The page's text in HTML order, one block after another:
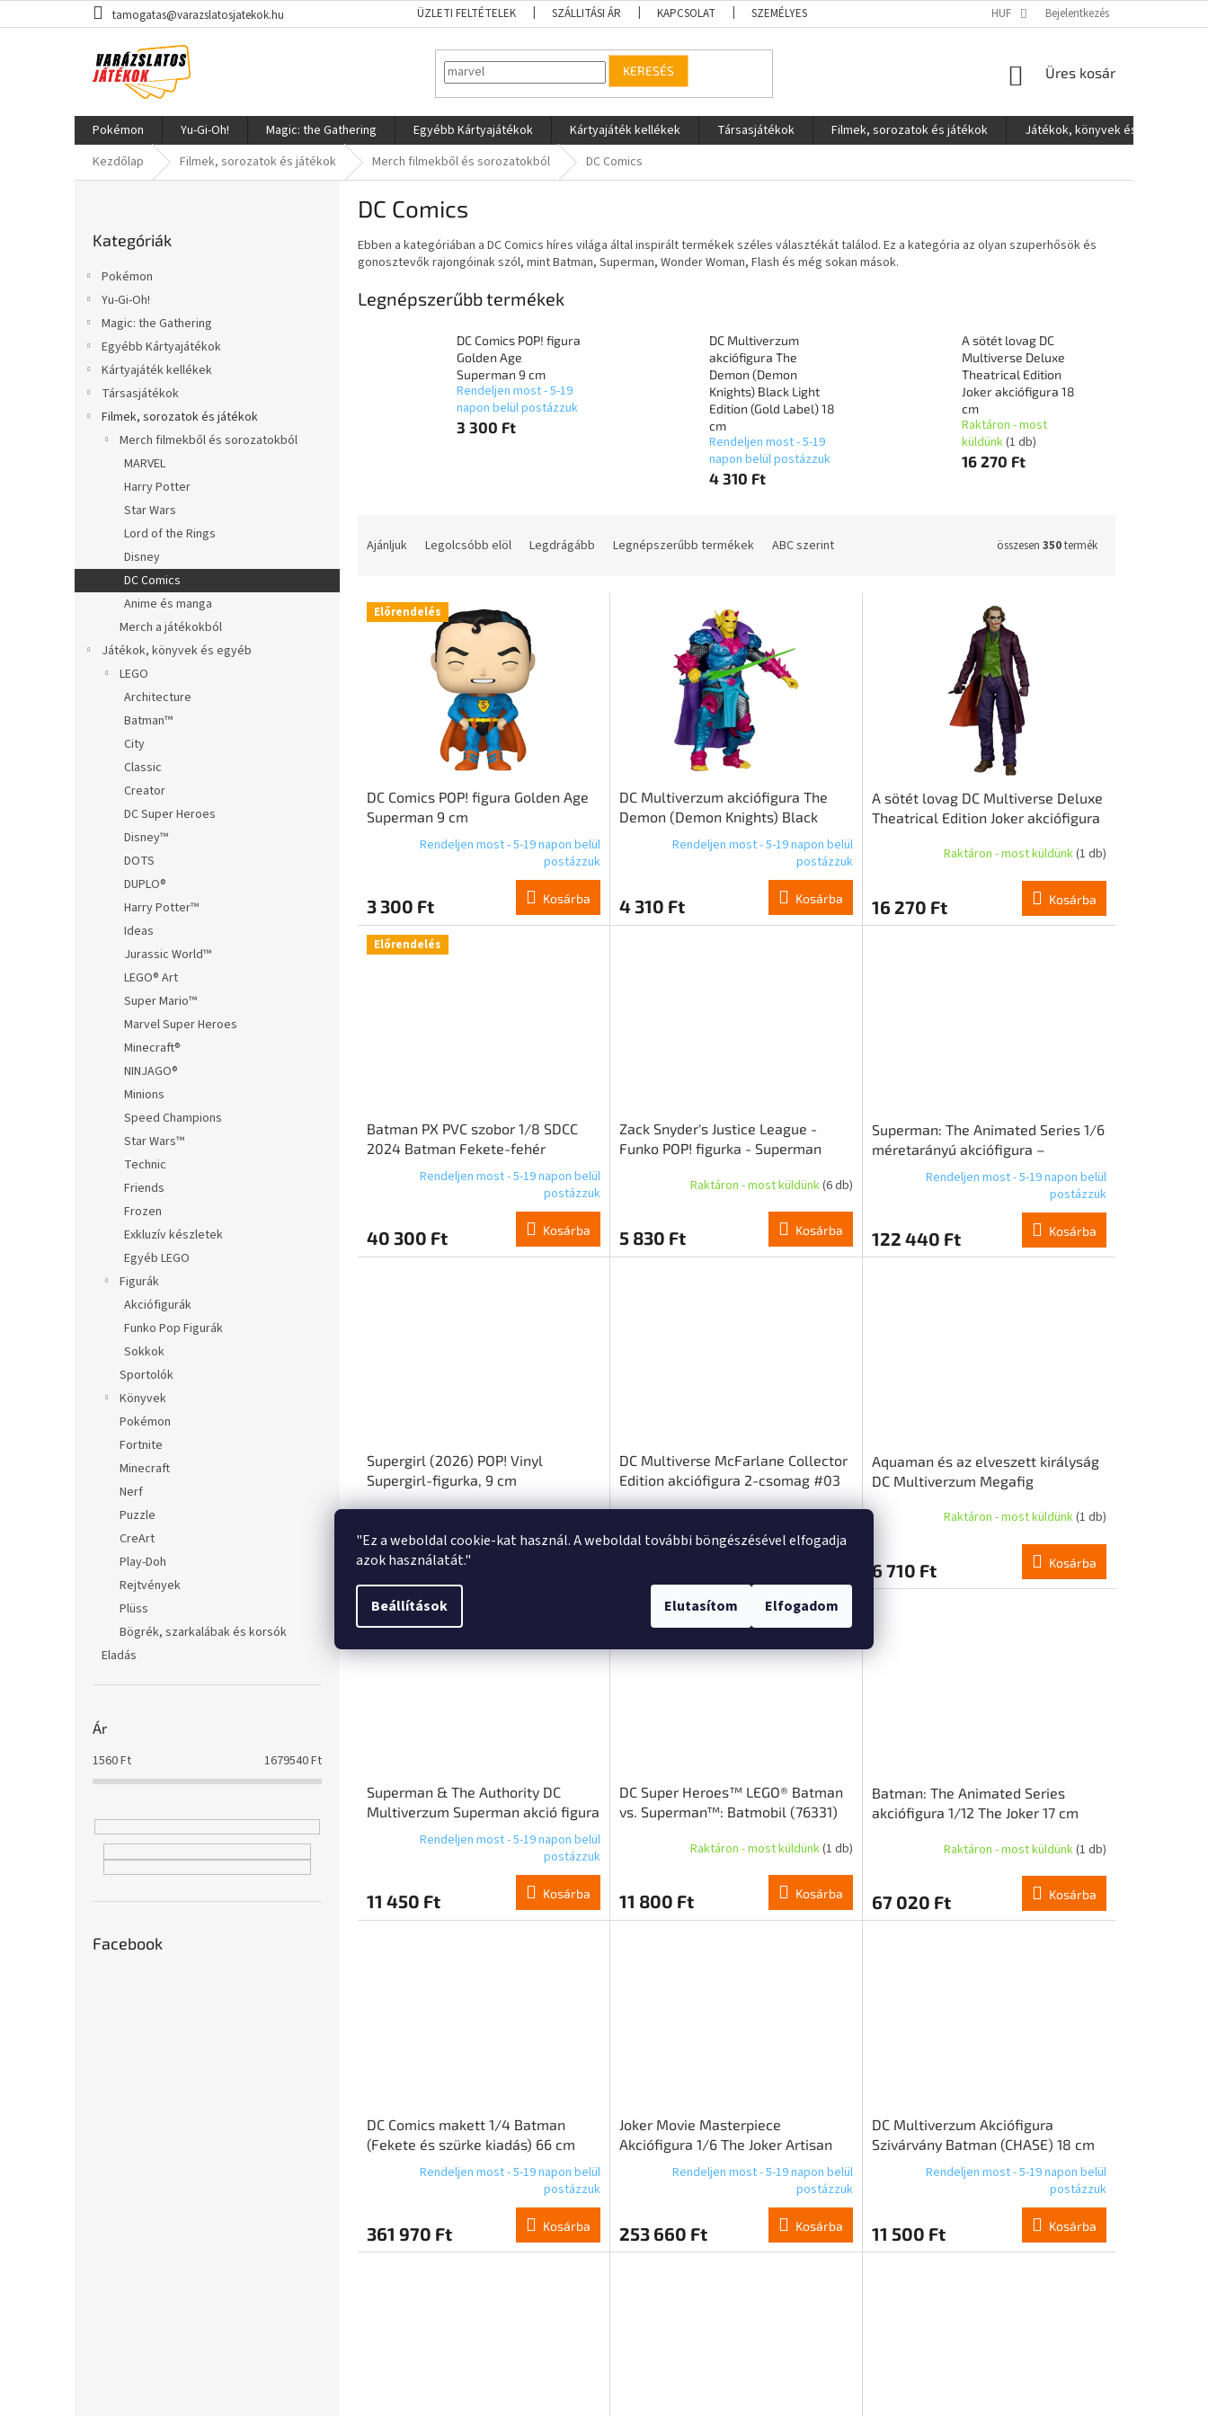
"Ez a weboldal cookie-kat használ. A weboldal további böngészésével elfogadja
azok használatát."
Beállítások Elutasítom Elfogadom
a
tamogatas@varazslatosjatekok.hu ÜZLETI FELTÉTELEK SZÁLLITÁSI ÁR KAPCSOLAT SZEMÉLYES ADATOK VÉDELME HUF Bejelentkezés
KERESÉS KOSÁR
Üres kosár
Pokémon Yu-Gi-Oh! Magic: the Gathering Egyébb Kártyajátékok Kártyajáték kellékek Társasjátékok Filmek, sorozatok és játékok
Játékok, könyvek és egyéb
Kezdőlap
Filmek, sorozatok és játékok Merch filmekből és sorozatokból DC Comics
átugrása
Kategóriák
Pokémon
Yu-Gi-Oh!
Magic: the Gathering
Egyébb Kártyajátékok
Kártyajáték kellékek
Társasjátékok
Filmek, sorozatok és játékok
Merch filmekből és sorozatokból
MARVEL
Harry Potter
Star Wars
Lord of the Rings
Disney
DC Comics
Anime és manga
Merch a játékokból
Játékok, könyvek és egyéb
LEGO
Architecture
Batman™
City
Classic
Creator
DC Super Heroes
Disney™
DOTS
DUPLO®
Harry Potter™
Ideas
Jurassic World™
LEGO® Art
Super Mario™
Marvel Super Heroes
Minecraft®
NINJAGO®
Minions
Speed Champions
Star Wars™
Technic
Friends
Frozen
Exkluzív készletek
Egyéb LEGO
Figurák
Akciófigurák
Funko Pop Figurák
Sokkok
Sportolók
Könyvek
Pokémon
Fortnite
Minecraft
Nerf
Puzzle
CreArt
Play-Doh
Rejtvények
Plüss
Bögrék, szarkalábak és korsók
Eladás
Ár
1560Ft 1679540Ft
Facebook
DC Comics
Ebben a kategóriában a DC Comics híres világa által inspirált termékek széles választékát találod. Ez a kategória az olyan szuperhősök és
gonosztevők rajongóinak szól, mint Batman, Superman, Wonder Woman, Flash és még sokan mások.
Legnépszerűbb termékek
DC Comics POP! figura
Golden Age
Superman 9 cm
Rendeljen most - 5-19
napon belül postázzuk
3 300 Ft
DC Multiverzum
akciófigura The
Demon (Demon
Knights) Black Light
Edition (Gold Label) 18
cm
Rendeljen most - 5-19
napon belül postázzuk
4 310 Ft
A sötét lovag DC
Multiverse Deluxe
Theatrical Edition
Joker akciófigura 18
cm
Raktáron - most
küldünk(1 db)
16 270 Ft
Ajánljuk Legolcsóbb elöl Legdrágább Legnépszerűbb termékek ABC szerint összesen 350termék
T Előrendelés
DC Comics POP! figura Golden Age
Superman 9 cm
Rendeljen most - 5-19 napon belül
postázzuk
3 300 Ft Kosárba
DC Multiverzum akciófigura The
Demon (Demon Knights) Black
Light Edition (Gold Label) 18 cm
Rendeljen most - 5-19 napon belül
postázzuk
4 310 Ft Kosárba
A sötét lovag DC Multiverse Deluxe
Theatrical Edition Joker akciófigura
Raktáron - most küldünk(1 db)
16 270 Ft Kosárba
Előrendelés
Batman PX PVC szobor 1/8 SDCC
2024 Batman Fekete-fehér
változat 27 cmRendeljen most - 5-19 napon belül
postázzuk
40 300 Ft Kosárba
Zack Snyder's Justice League -
Funko POP! figurka - Superman
Raktáron - most küldünk(6 db)
5 830 Ft Kosárba
Superman: The Animated Series 1/6
méretarányú akciófigura –
Superman, 30 cm
Rendeljen most - 5-19 napon belül
postázzuk
122 440 Ft Kosárba
Supergirl (2026) POP! Vinyl
Supergirl-figurka, 9 cm
6 430 Ft
DC Multiverse McFarlane Collector
Edition akciófigura 2-csomag #03
Batman vs. Killer Croc 18 cm
Aquaman és az elveszett királyság
DC Multiverzum Megafig
kalóz 30 cmRaktáron - most küldünk(1 db)
6 710 Ft Kosárba
Superman & The Authority DC
Multiverzum Superman akció figura
Rendeljen most - 5-19 napon belül
postázzuk
11 450 Ft Kosárba
DC Super Heroes™ LEGO® Batman
vs. Superman™: Batmobil (76331)
Raktáron - most küldünk(1 db)
11 800 Ft Kosárba
Batman: The Animated Series
akciófigura 1/12 The Joker 17 cm
Raktáron - most küldünk(1 db)
67 020 Ft Kosárba
DC Comics makett 1/4 Batman
(Fekete és szürke kiadás) 66 cm
Rendeljen most - 5-19 napon belül
postázzuk
361 970 Ft Kosárba
Joker Movie Masterpiece
Akciófigura 1/6 The Joker Artisan
Edition 30 cmRendeljen most - 5-19 napon belül
postázzuk
253 660 Ft Kosárba
DC Multiverzum Akciófigura
Szivárvány Batman (CHASE) 18 cm
Rendeljen most - 5-19 napon belül
postázzuk
11 500 Ft Kosárba